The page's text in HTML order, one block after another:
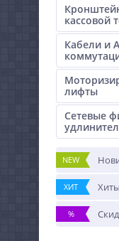
кассовой
Кабели и
лифты
Сетевые
NEW
ХИТ
%